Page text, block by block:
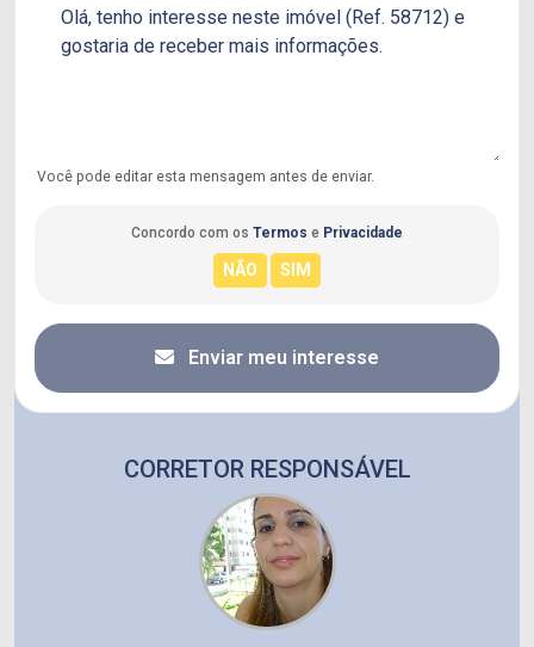
Você pode editar esta mensagem antes de enviar.
Concordo com os Termos e Privacidade
Enviar meu interesse
CORRETOR RESPONSÁVEL